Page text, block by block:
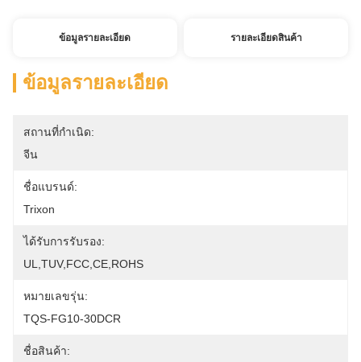
ข้อมูลรายละเอียด รายละเอียดสินค้า
ข้อมูลรายละเอียด
สถานที่กำเนิด:
จีน
ชื่อแบรนด์:
Trixon
ได้รับการรับรอง:
UL,TUV,FCC,CE,ROHS
หมายเลขรุ่น:
TQS-FG10-30DCR
ชื่อสินค้า: